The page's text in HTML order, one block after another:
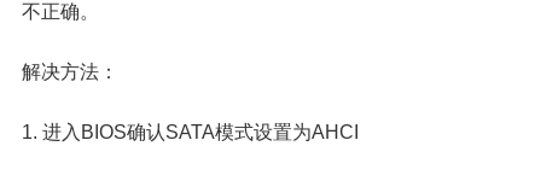
不正确。
解决方法：
1. 进入BIOS确认SATA模式设置为AHCI